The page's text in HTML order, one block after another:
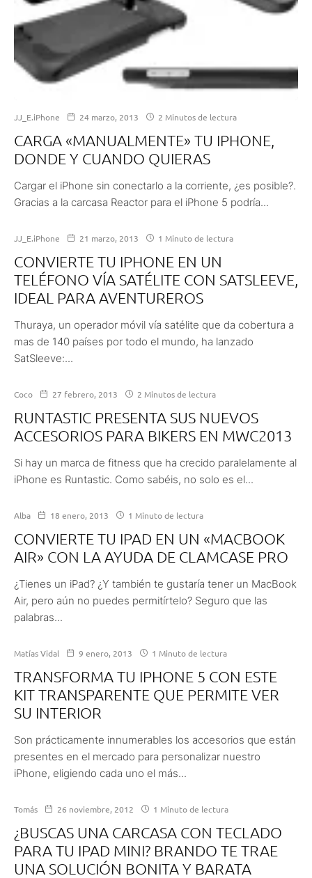
JJ_E.iPhone 24 marzo, 2013 2 Minutos de lectura
CARGA «MANUALMENTE» TU IPHONE,
DONDE Y CUANDO QUIERAS
Cargar el iPhone sin conectarlo a la corriente, ¿es posible?.
Gracias a la carcasa Reactor para el iPhone 5 podría...
JJ_E.iPhone 21 marzo, 2013 1 Minuto de lectura
CONVIERTE TU IPHONE EN UN
TELÉFONO VÍA SATÉLITE CON SATSLEEVE,
IDEAL PARA AVENTUREROS
Thuraya, un operador móvil vía satélite que da cobertura a
mas de 140 países por todo el mundo, ha lanzado
SatSleeve:...
Coco 27 febrero, 2013 2 Minutos de lectura
RUNTASTIC PRESENTA SUS NUEVOS
ACCESORIOS PARA BIKERS EN MWC2013
Si hay un marca de fitness que ha crecido paralelamente al
iPhone es Runtastic. Como sabéis, no solo es el...
Alba 18 enero, 2013 1 Minuto de lectura
CONVIERTE TU IPAD EN UN «MACBOOK
AIR» CON LA AYUDA DE CLAMCASE PRO
¿Tienes un iPad? ¿Y también te gustaría tener un MacBook
Air, pero aún no puedes permitírtelo? Seguro que las
palabras...
Matías Vidal 9 enero, 2013 1 Minuto de lectura
TRANSFORMA TU IPHONE 5 CON ESTE
KIT TRANSPARENTE QUE PERMITE VER
SU INTERIOR
Son prácticamente innumerables los accesorios que están
presentes en el mercado para personalizar nuestro
iPhone, eligiendo cada uno el más...
Tomás 26 noviembre, 2012 1 Minuto de lectura
¿BUSCAS UNA CARCASA CON TECLADO
PARA TU IPAD MINI? BRANDO TE TRAE
UNA SOLUCIÓN BONITA Y BARATA